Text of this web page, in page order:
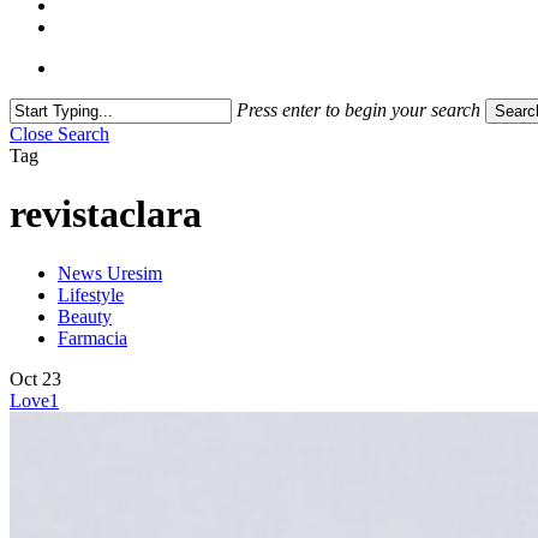
Press enter to begin your search
Close Search
Tag
revistaclara
News Uresim
Lifestyle
Beauty
Farmacia
Oct 23
Love1